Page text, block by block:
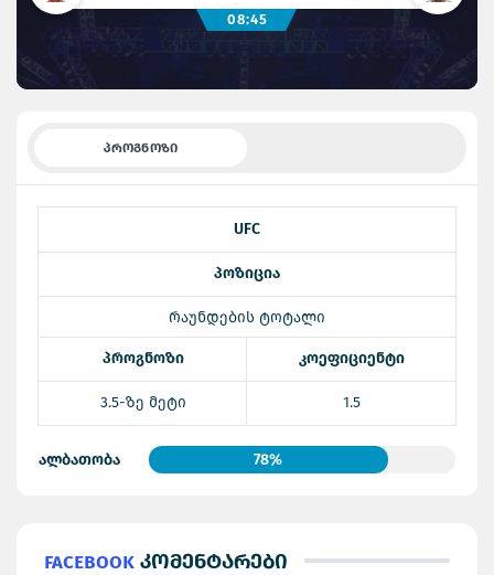
08:45
ᲞᲠᲝᲒᲜᲝᲖᲘ
UFC
პოზიცია
რაუნდების ტოტალი
პროგნოზი კოეფიციენტი
3.5-ზე მეტი 1.5
ალბათობა 78%
Facebook კომენტარები